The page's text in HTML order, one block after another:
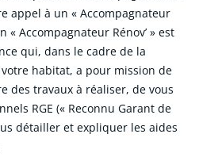
appel à un « Accompagnateur
« Accompagnateur Rénov’ » est
qui, dans le cadre de la
habitat, a pour mission de
des travaux à réaliser, de vous
RGE (« Reconnu Garant de
détailler et expliquer les aides